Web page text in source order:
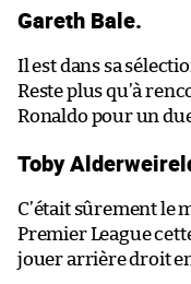
Gareth Bale.
Il est dans sa
Reste plus qu’à
Ronaldo pour un
Toby
C’était sûrement le
Premier League
jouer arrière droit